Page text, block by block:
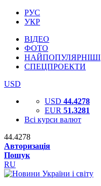
РУС
УКР
ВІДЕО
ФОТО
НАЙПОПУЛЯРНІШІ
СПЕЦПРОЕКТИ
USD
USD 44.4278
EUR 51.3281
Всі курси валют
44.4278
Авторизація
Пошук
RU